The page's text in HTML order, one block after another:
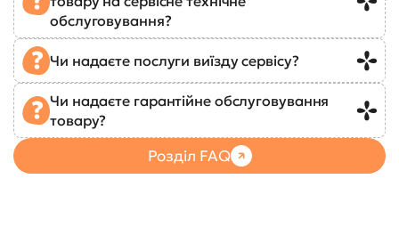
обслуговування?
Чи надаєте послуги виїзду сервісу?
Чи надаєте гарантійне обслуговування
товару?
Розділ FAQ